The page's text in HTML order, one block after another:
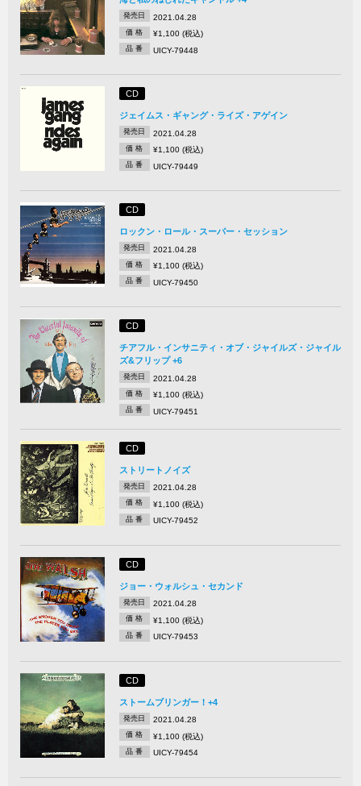
発売日 2021.04.28
価 格 ¥1,100 (税込)
品 番 UICY-79448
CD
ジェイムス・ギャング・ライズ・アゲイン
発売日 2021.04.28
価 格 ¥1,100 (税込)
品 番 UICY-79449
CD
ロックン・ロール・スーパー・セッション
発売日 2021.04.28
価 格 ¥1,100 (税込)
品 番 UICY-79450
CD
チアフル・インサニティ・オブ・ジャイルズ・ジャイル
ズ&フリップ +6
発売日 2021.04.28
価 格 ¥1,100 (税込)
品 番 UICY-79451
CD
ストリートノイズ
発売日 2021.04.28
価 格 ¥1,100 (税込)
品 番 UICY-79452
CD
ジョー・ウォルシュ・セカンド
発売日 2021.04.28
価 格 ¥1,100 (税込)
品 番 UICY-79453
CD
ストームブリンガー！+4
発売日 2021.04.28
価 格 ¥1,100 (税込)
品 番 UICY-79454